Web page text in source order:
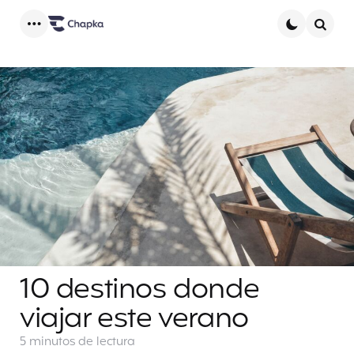
10 destinos donde
viajar este verano
5 minutosde lectura